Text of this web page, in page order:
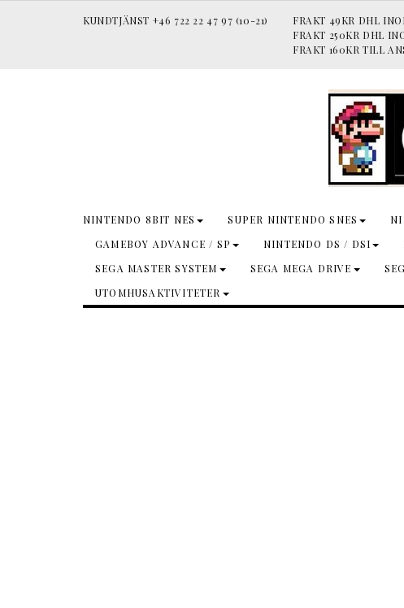
KUNDTJÄNST +46 722 22 47 97 (10-21)
FRAKT 49KR DHL
FRAKT 250KR DHL
FRAKT 160KR TILL
NINTENDO 8BIT NES SUPER NINTENDO SNES
GAMEBOY ADVANCE / SP
NINTENDO DS / DSI
SEGA MASTER SYSTEM
SEGA MEGA DRIVE
UTOMHUSAKTIVITETER